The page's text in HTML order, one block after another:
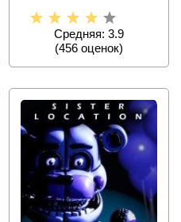
Средняя: 3.9
(456 оценок)